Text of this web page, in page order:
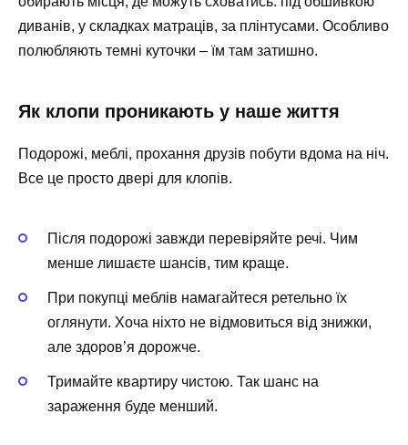
диванів, у складках матраців, за плінтусами. Особливо
полюбляють темні куточки – їм там затишно.
Як клопи проникають у наше життя
Подорожі, меблі, прохання друзів побути вдома на ніч.
Все це просто двері для клопів.
Після подорожі завжди перевіряйте речі. Чим
менше лишаєте шансів, тим краще.
При покупці меблів намагайтеся ретельно їх
оглянути. Хоча ніхто не відмовиться від знижки,
але здоров’я дорожче.
Тримайте квартиру чистою. Так шанс на
зараження буде менший.